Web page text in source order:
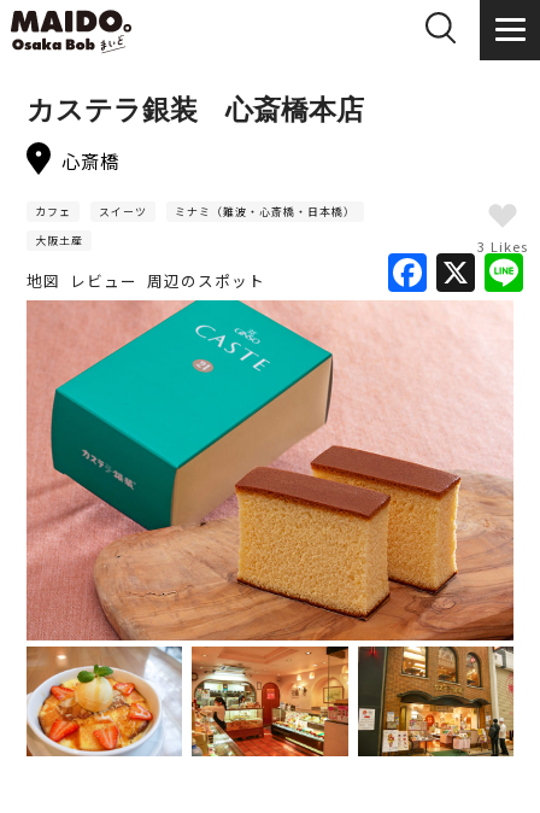
カステラ銀装 心斎橋本店
心斎橋
3 Likes
F
a
c
e
b
o
o
k
X
カフェ スイーツ
ミナミ（難波・心斎橋・日本橋）
大阪土産
地図 レビュー 周辺のスポット